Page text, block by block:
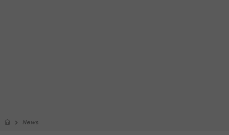
News